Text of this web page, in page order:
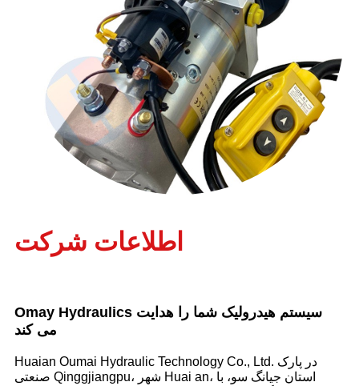
اطلاعات شرکت
Omay Hydraulics سیستم هیدرولیک شما را هدایت
می کند
Huaian Oumai Hydraulic Technology Co., Ltd. در پارک
صنعتی Qinggjiangpu، شهر Huai an، استان جیانگ سو، با